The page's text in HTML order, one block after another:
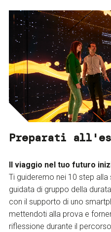
Preparati
Il viaggio nel tuo futuro
Ti guideremo nei 10 step
guidata di gruppo della
con il supporto di uno
mettendoti alla prova e
riflessione durante il